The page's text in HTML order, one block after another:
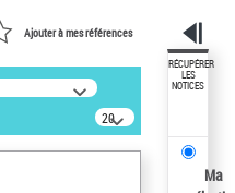
Ajouter à mes références
20
résultats/page
RÉCUPÉRER
LES
NOTICES
Ma